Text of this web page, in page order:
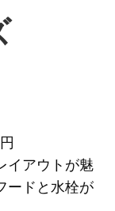
イアウトが魅
ドと水栓が